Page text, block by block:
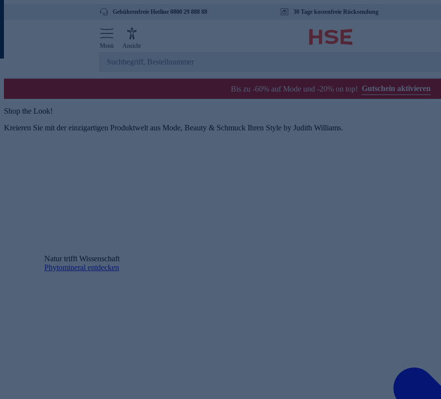
Gebührenfreie Hotline 0800 29 888 88 30 Tage kostenfreie Rücksendung
Menü Ansicht
Bis zu -60% auf Mode und -20% on top! Gutschein aktivieren
Shop the Look!
Kreieren Sie mit der einzigartigen Produktwelt aus Mode, Beauty & Schmuck Ihren Style by Judith Williams.
Natur trifft Wissenschaft
Phytomineral entdecken